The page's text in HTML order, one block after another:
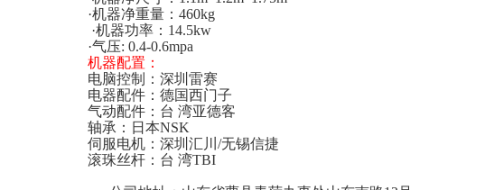
·机器净重量：460kg
·机器功率：14.5kw
·气压: 0.4-0.6mpa
机器配置：
电脑控制：深圳雷赛
电器配件：德国西门子
气动配件：台 湾亚德客
轴承：日本NSK
伺服电机：深圳汇川/无锡信捷
滚珠丝杆：台 湾TBI